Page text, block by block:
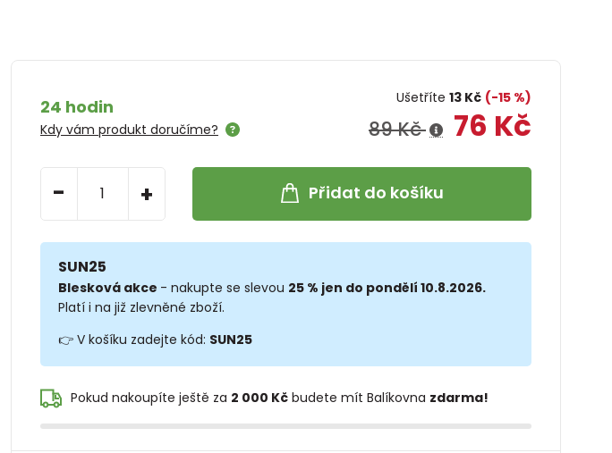
24 hodin
Kdy vám produkt doručíme?
Ušetříte13 Kč (-15 %)
89 Kč 76 Kč
- + Přidat do košíku
SUN25
Blesková akce - nakupte se slevou 25 % jen do pondělí 10.8.2026.
Platí i na již zlevněné zboží.
👉 V košíku zadejte kód: SUN25
Pokud nakoupíte ještě za 2 000 Kčbudete mít Balíkovna zdarma!